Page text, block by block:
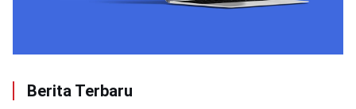
Berita Terbaru